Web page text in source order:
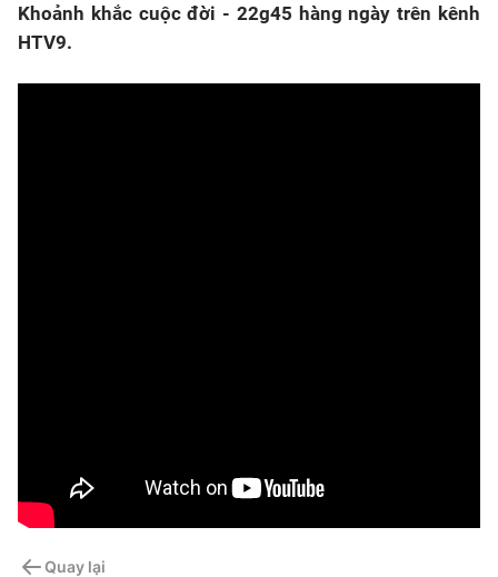
Khoảnh khắc cuộc đời - 22g45 hàng ngày trên kênh
HTV9.
Quay lại